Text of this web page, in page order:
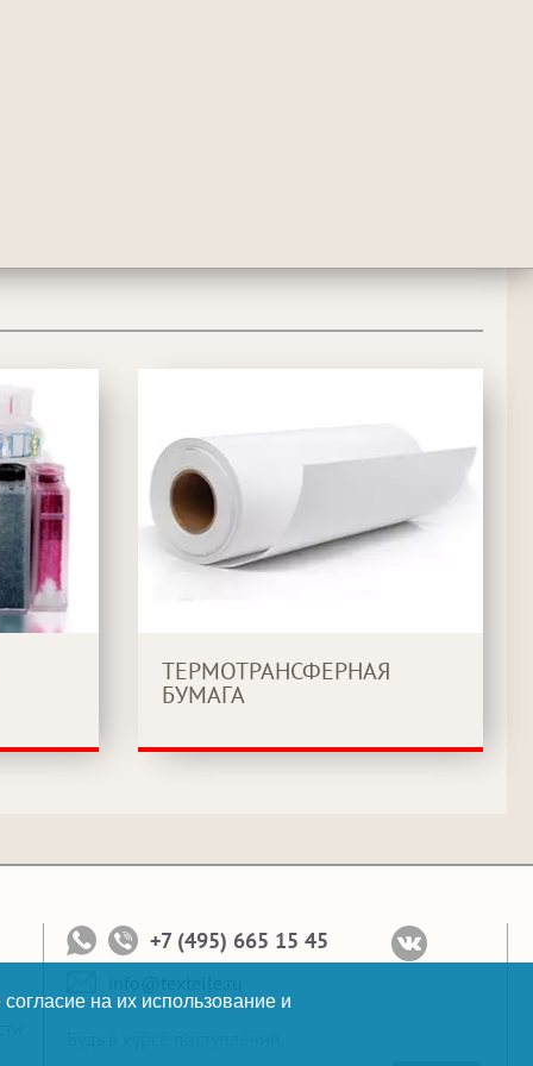
ТЕРМОТРАНСФЕРНАЯ
БУМАГА
+7 (495) 665 15 45
на их использование и